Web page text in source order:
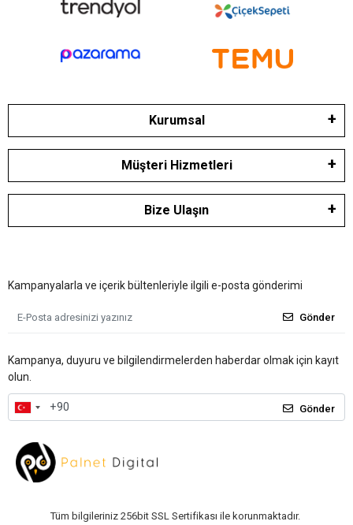
Kurumsal
Müşteri Hizmetleri
Bize Ulaşın
Kampanyalarla ve içerik bültenleriyle ilgili e-posta gönderimi
Gönder
Kampanya, duyuru ve bilgilendirmelerden haberdar olmak için kayıt
olun.
Gönder
Tüm bilgileriniz 256bit SSL Sertifikası ile korunmaktadır.